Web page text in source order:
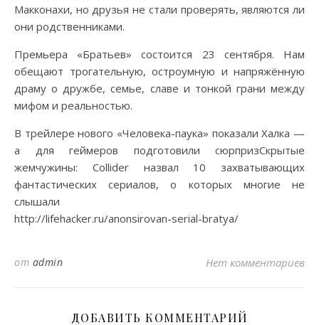
Макконахи, но друзья не стали проверять, являются ли
они родственниками.
Премьера «Братьев» состоится 23 сентября. Нам
обещают трогательную, остроумную и напряжённую
драму о дружбе, семье, славе и тонкой грани между
мифом и реальностью.
В трейлере нового «Человека-паука» показали Халка —
а для геймеров подготовили сюрпризСкрытые
жемчужины: Collider назвал 10 захватывающих
фантастических сериалов, о которых многие не
слышали
http://lifehacker.ru/anonsirovan-serial-bratya/
от admin Нет комментариев
ДОБАВИТЬ КОММЕНТАРИЙ